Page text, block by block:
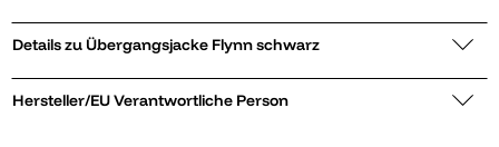
Details zu Übergangsjacke Flynn schwarz
Hersteller/EU Verantwortliche Person